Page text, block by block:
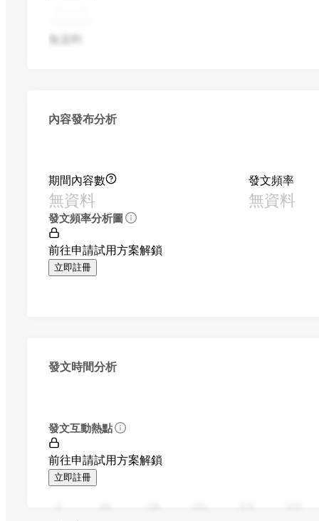
無資料
內容發布分析
期間內容數
無資料
發文頻率
無資料
發文頻率分析圖
前往申請試用方案解鎖
立即註冊
發文時間分析
發文互動熱點
前往申請試用方案解鎖
立即註冊